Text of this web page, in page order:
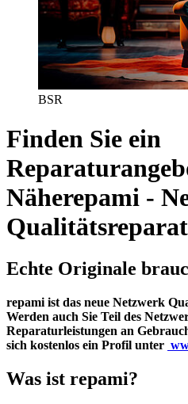
BSR
Finden Sie ein
Näherepami -
Echte Originale
repami ist das neue Netzwerk
Werden auch Sie Teil des
Reparaturleistungen an
sich kostenlos ein Profil unter
Was ist repami?